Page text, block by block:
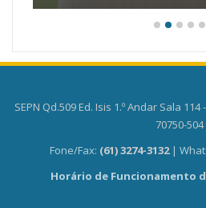
SEPN Qd.509 Ed. Isis 1.º Andar Sala
70750-504
Fone/Fax: (61) 3274-3132 |
Horário de Funcionamento